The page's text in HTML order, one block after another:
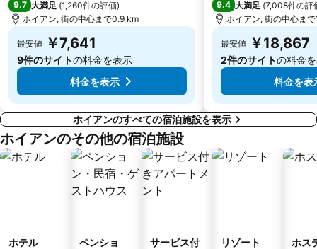
9.7 大満足 (1,260件の評価)
ホイアン, 街の中心まで0.9 km
最安値 ￥7,641
9件のサイトの料金を表示
料金を表示
9.4 大満足 (7,008件の評
ホイアン, 街の中心ま
最安値 ￥18,867
2件のサイトの料金
料金を表
ホイアンのすべての宿泊施設を表示
ホイアンのその他の宿泊施設
ホテル
ペンショ
サービス付
リゾート ホス